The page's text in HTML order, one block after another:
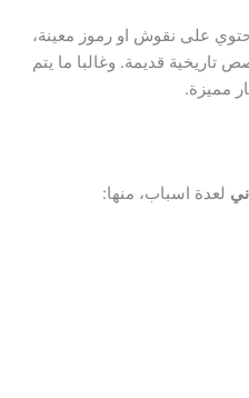
على نقوش او رموز معينة،
قديمة. وغالبا ما يتم
مميزة.
لعدة اسباب، منها: